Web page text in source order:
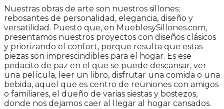
Nuestras obras de arte son nuestros sillones;
rebosantes de personalidad, elegancia, diseño y
versatilidad. Puesto que, en MueblesySillones.com,
presentamos nuestros proyectos con diseños clásicos
y priorizando el confort, porque resulta que estas
piezas son imprescindibles para el hogar. Es ese
pedacito de paz en el que se puede descansar, ver
una película, leer un libro, disfrutar una comida o una
bebida, aquel que es centro de reuniones con amigos
o familiares, el dueño de varias siestas y bostezos,
donde nos dejamos caer al llegar al hogar cansados.